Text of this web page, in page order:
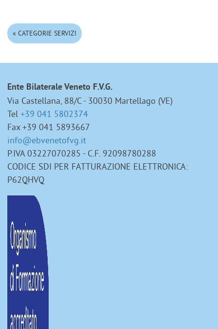
« CATEGORIE SERVIZI
Ente Bilaterale Veneto F.V.G.
Via Castellana, 88/C - 30030 Martellago (VE)
Tel +39 041 5802374
Fax +39 041 5893667
info@ebvenetofvg.it
P.IVA 03227070285 - C.F. 92098780288
CODICE SDI PER FATTURAZIONE ELETTRONICA:
P62QHVQ